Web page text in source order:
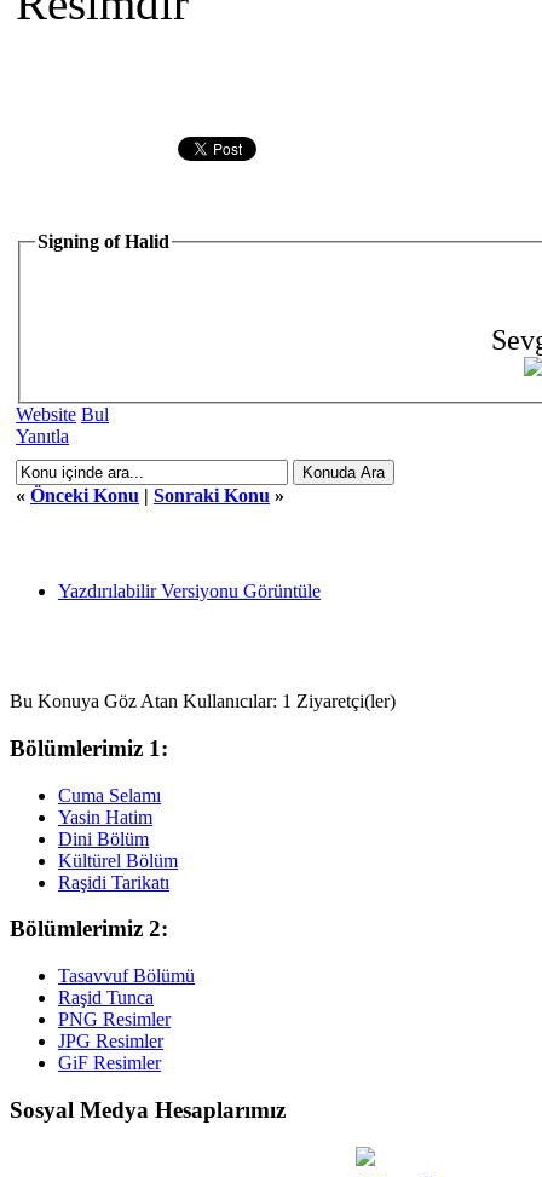
Signing of Halid
Website Bul
Yanıtla
« Önceki Konu | Sonraki Konu »
Yazdırılabilir Versiyonu Görüntüle
Bu Konuya Göz Atan Kullanıcılar: 1 Ziyaretçi(ler)
Bölümlerimiz 1:
Cuma Selamı
Yasin Hatim
Dini Bölüm
Kültürel Bölüm
Raşidi Tarikatı
Bölümlerimiz 2:
Tasavvuf Bölümü
Raşid Tunca
PNG Resimler
JPG Resimler
GiF Resimler
Sosyal Medya Hesaplarımız